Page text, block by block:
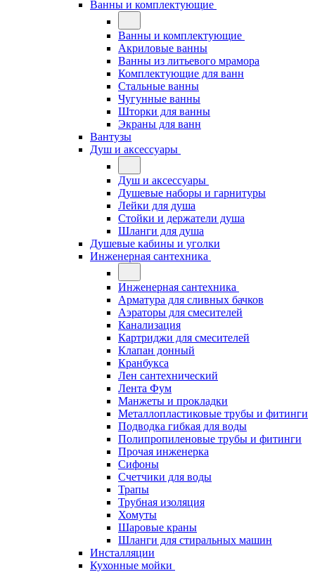
Ванны и комплектующие
Ванны и комплектующие
Акриловые ванны
Ванны из литьевого мрамора
Комплектующие для ванн
Стальные ванны
Чугунные ванны
Шторки для ванны
Экраны для ванн
Вантузы
Душ и аксессуары
Душ и аксессуары
Душевые наборы и гарнитуры
Лейки для душа
Стойки и держатели душа
Шланги для душа
Душевые кабины и уголки
Инженерная сантехника
Инженерная сантехника
Арматура для сливных бачков
Аэраторы для смесителей
Канализация
Картриджи для смесителей
Клапан донный
Кранбукса
Лен сантехнический
Лента Фум
Манжеты и прокладки
Металлопластиковые трубы и фитинги
Подводка гибкая для воды
Полипропиленовые трубы и фитинги
Прочая инженерка
Сифоны
Счетчики для воды
Трапы
Трубная изоляция
Хомуты
Шаровые краны
Шланги для стиральных машин
Инсталляции
Кухонные мойки